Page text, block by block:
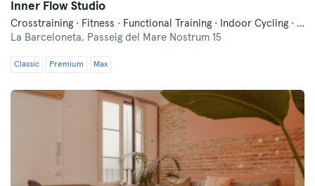
Inner Flow Studio
Crosstraining · Fitness · Functional Training · Indoor Cycling · Méditation · Pilates · Yoga
La Barceloneta, Passeig del Mare Nostrum 15
Classic Premium Max